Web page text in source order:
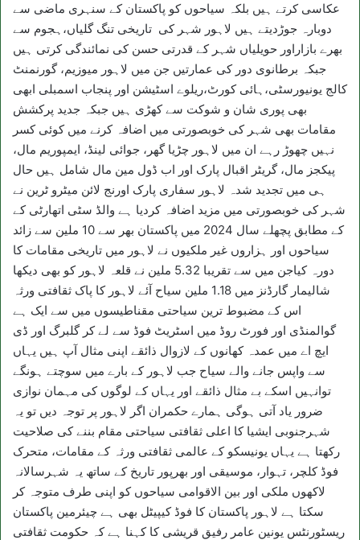
عکاسی کرتے ہیں بلکہ سیاحوں کو پاکستان کے سنہری ماضی سے
دوبارہ جوڑدیتے ہیں لاہور شہر کی تاریخی تنگ گلیاں،ہجوم سے
بھرے بازاراور حویلیاں شہر کے قدرتی حسن کی نمائندگی کرتی ہیں
جبکہ برطانوی دور کی عمارتیں جن میں لاہور میوزیم، گورنمنٹ
کالج یونیورسٹی،ہائی کورٹ،ریلوے اسٹیشن اور پنجاب اسمبلی ابھی
بھی پوری شان و شوکت سے کھڑی ہیں جبکہ جدید پرکشش
مقامات بھی شہر کی خوبصورتی میں اضافہ کرنے میں کوئی کسر
نہیں چھوڑ رہے ان میں لاہور چڑیا گھر، جوائی لینڈ، ایمپوریم مال،
پیکجز مال، گریٹر اقبال پارک اور اب ڈول مین مال شامل ہیں حال
ہی میں تجدید شدہ لاہور سفاری پارک اورنج لائن میٹرو ٹرین نے
شہر کی خوبصورتی میں مزید اضافہ کردیا ہے والڈ سٹی اتھارٹی کے
کے مطابق پچھلے سال 2024 میں پاکستان بھر سے 10 ملین سے زائد
سیاحوں اور ہزاروں غیر ملکیوں نے لاہور میں تاریخی مقامات کا
دورہ کیاجن میں سے تقریبا 5.32 ملین نے قلعہ لاہور کو بھی دیکھا
شالیمار گارڈنز میں 1.18 ملین سیاح آئے لاہور کا پاک ثقافتی ورثہ
اس کے مضبوط ترین سیاحتی مقناطیسوں میں سے ایک ہے
گوالمنڈی اور فورٹ روڈ میں اسٹریٹ فوڈ سے لے کر گلبرگ اور ڈی
ایچ اے میں عمدہ کھانوں کے لازوال ذائقے اپنی مثال آپ ہیں یہاں
سے واپس جانے والے سیاح جب لاہور کے بارے میں سوچتے ہونگے
توانہیں اسکے بے مثال ذائقے اور یہاں کے لوگوں کی مہمان نوازی
ضرور یاد آتی ہوگی ہمارے حکمران اگر لاہور پر توجہ دیں تو یہ
شہرجنوبی ایشیا کا اعلی ثقافتی سیاحتی مقام بننے کی صلاحیت
رکھتا ہے یہاں یونیسکو کے عالمی ثقافتی ورثہ کے مقامات، متحرک
فوڈ کلچر، تہوار، موسیقی اور بھرپور تاریخ کے ساتھ یہ شہرسالانہ
لاکھوں ملکی اور بین الاقوامی سیاحوں کو اپنی طرف متوجہ کر
سکتا ہے لاہور پاکستان کا فوڈ کیپیٹل بھی ہے چیئرمین پاکستان
ریسٹورنٹس یونین عامر رفیق قریشی کا کہنا ہے کہ حکومت ثقافتی